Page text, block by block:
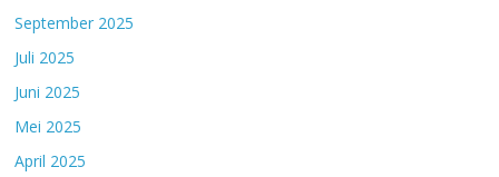
September 2025
Juli 2025
Juni 2025
Mei 2025
April 2025